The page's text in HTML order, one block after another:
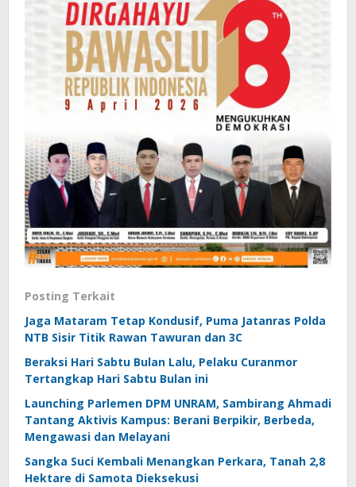
Posting Terkait
Jaga Mataram Tetap Kondusif, Puma Jatanras Polda
NTB Sisir Titik Rawan Tawuran dan 3C
Beraksi Hari Sabtu Bulan Lalu, Pelaku Curanmor
Tertangkap Hari Sabtu Bulan ini
Launching Parlemen DPM UNRAM, Sambirang Ahmadi
Tantang Aktivis Kampus: Berani Berpikir, Berbeda,
Mengawasi dan Melayani
Sangka Suci Kembali Menangkan Perkara, Tanah 2,8
Hektare di Samota Dieksekusi